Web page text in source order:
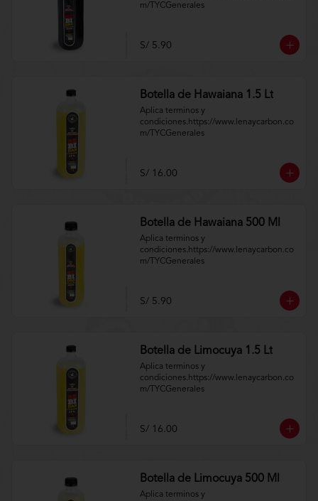
m/TYCGenerales
S/ 5.90
Botella de Hawaiana 1.5 Lt
Aplica terminos y
condiciones.https://www.lenaycarbon.co
m/TYCGenerales
S/ 16.00
Botella de Hawaiana 500 Ml
Aplica terminos y
condiciones.https://www.lenaycarbon.co
m/TYCGenerales
S/ 5.90
Botella de Limocuya 1.5 Lt
Aplica terminos y
condiciones.https://www.lenaycarbon.co
m/TYCGenerales
S/ 16.00
Botella de Limocuya 500 Ml
Aplica terminos y